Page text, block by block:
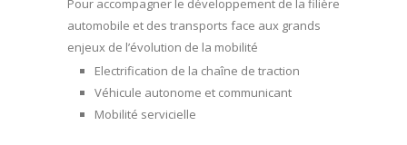
Pour accompagner le développement de la filière
automobile et des transports face aux grands
enjeux de l’évolution de la mobilité
Electrification de la chaîne de traction
Véhicule autonome et communicant
Mobilité servicielle